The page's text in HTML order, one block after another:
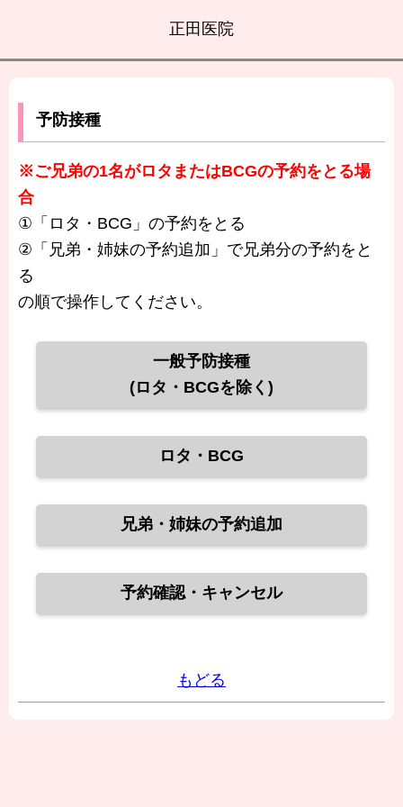
正田医院
予防接種
※ご兄弟の1名がロタまたはBCGの予約をとる場
合
①「ロタ・BCG」の予約をとる
②「兄弟・姉妹の予約追加」で兄弟分の予約をと
る
の順で操作してください。
一般予防接種
(ロタ・BCGを除く)
ロタ・BCG
兄弟・姉妹の予約追加
予約確認・キャンセル
もどる